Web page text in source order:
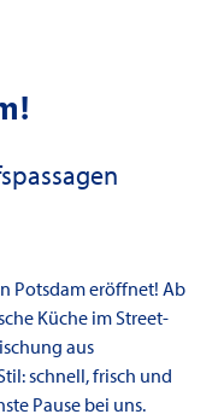
Potsdam eröffnet! Ab
Küche im Street-
aus
schnell, frisch und
Pause bei uns.